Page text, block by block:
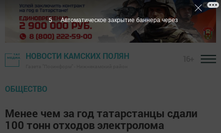
НОВОСТИ КАМСКИХ ПОЛЯН
ОБЩЕСТВО
Менее чем за год татарстанцы сдали
100 тонн отходов электролома
3 Автоматическое закрытие баннера через